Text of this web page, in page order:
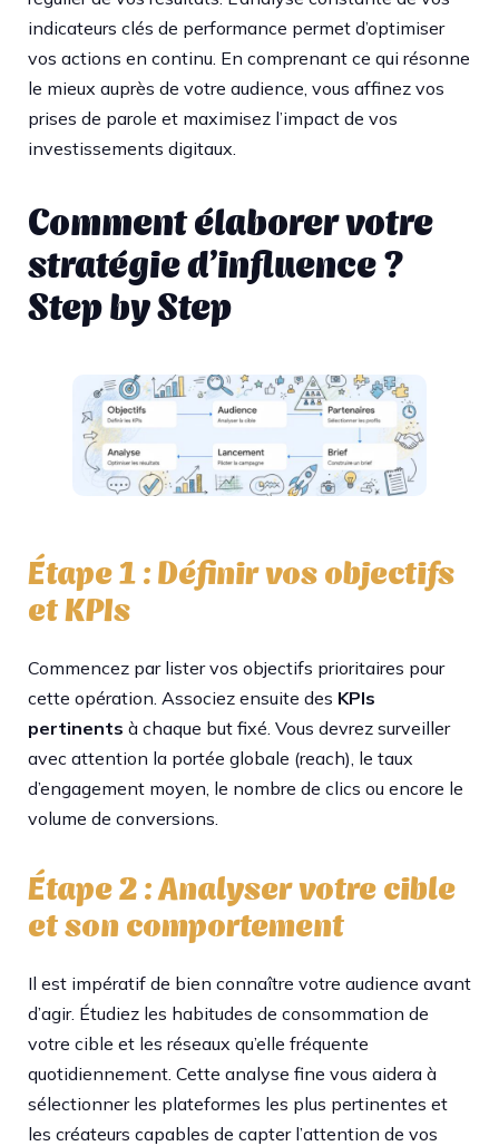
indicateurs clés de performance permet d’optimiser
vos actions en continu. En comprenant ce qui résonne
le mieux auprès de votre audience, vous affinez vos
prises de parole et maximisez l’impact de vos
investissements digitaux.
Comment élaborer votre
stratégie d’influence ?
Step by Step
Étape 1 : Définir vos objectifs
et KPIs
Commencez par lister vos objectifs prioritaires pour
cette opération. Associez ensuite des KPIs
pertinents à chaque but fixé. Vous devrez surveiller
avec attention la portée globale (reach), le taux
d’engagement moyen, le nombre de clics ou encore le
volume de conversions.
Étape 2 : Analyser votre cible
et son comportement
Il est impératif de bien connaître votre audience avant
d’agir. Étudiez les habitudes de consommation de
votre cible et les réseaux qu’elle fréquente
quotidiennement. Cette analyse fine vous aidera à
sélectionner les plateformes les plus pertinentes et
les créateurs capables de capter l’attention de vos